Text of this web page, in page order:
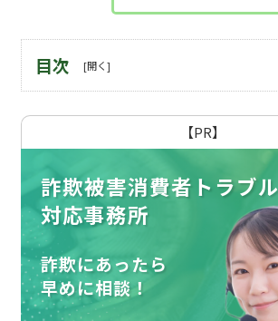
目次
【PR】
詐欺被害消費者トラブル
対応事務所
詐欺にあったら
早めに相談！